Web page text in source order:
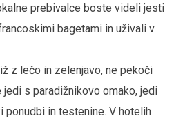
prebivalce boste videli jesti
bagetami in uživali v
z lečo in zelenjavo, ne pekoči
s paradižnikovo omako, jedi
ponudbi in testenine. V hotelih